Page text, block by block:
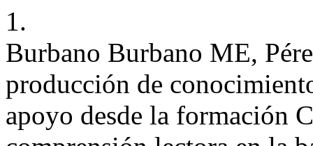
1.
Burbano Burbano ME,
producción de
apoyo desde la formación